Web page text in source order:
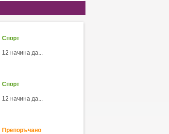
Спорт
12 начина да...
Спорт
12 начина да...
Препоръчано